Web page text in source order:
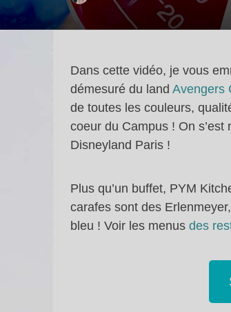
Dans cette vidéo, je vous
démesuré du land Avengers
de toutes les couleurs,
coeur du Campus ! On
Disneyland Paris !
Plus qu’un buffet, PYM
carafes sont des
bleu ! Voir les menus des